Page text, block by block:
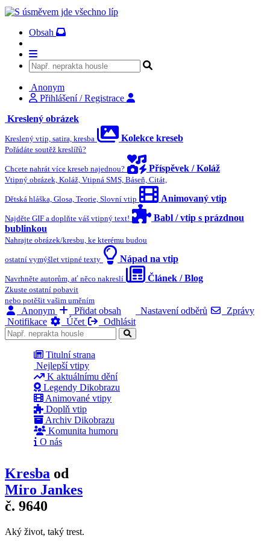
Obsah
Anonym
Přihlášení / Registrace
Kreslený obrázek
Kreslený vtip, satira, kresba Kolekce kreseb
Pořádáte soutěž kreslířů?
Chcete nahrát více kreseb najednou? Příspěvek / Koláž
Vtipný obrázek, Koláž, Vtipná SMS, Báseň, Citát,
Dětská hláška, Glosa, Teorie, Slovní vtip Animovaný vtip
Najděte GIF a doplňte váš vtipný text!
Babl / vtip s prázdnou
bublinkou
Nahrajte obrázek/kresbu, ke kterému budou
ostatní vymýšlet vtipné texty Nápad na vtip
Navrhněte autorům, ať něco nakreslí Článek / Blog
Zkuste ostatní pobavit
nebo potěšit vašim uměním
Anonym Přidat obsah Nastavení odběrů
Zprávy
Notifikace
Účet Odhlásit
Titulní strana
Nejlepší vtipy
K aktuálnímu dění
Legendy Dikobrazu
Animované vtipy
Doplň vtip
Archiv Dikobrazu
Komunita humoru
O nás
Kresba od
Miro Jankes
č. 9640
Aký život, taký trest.